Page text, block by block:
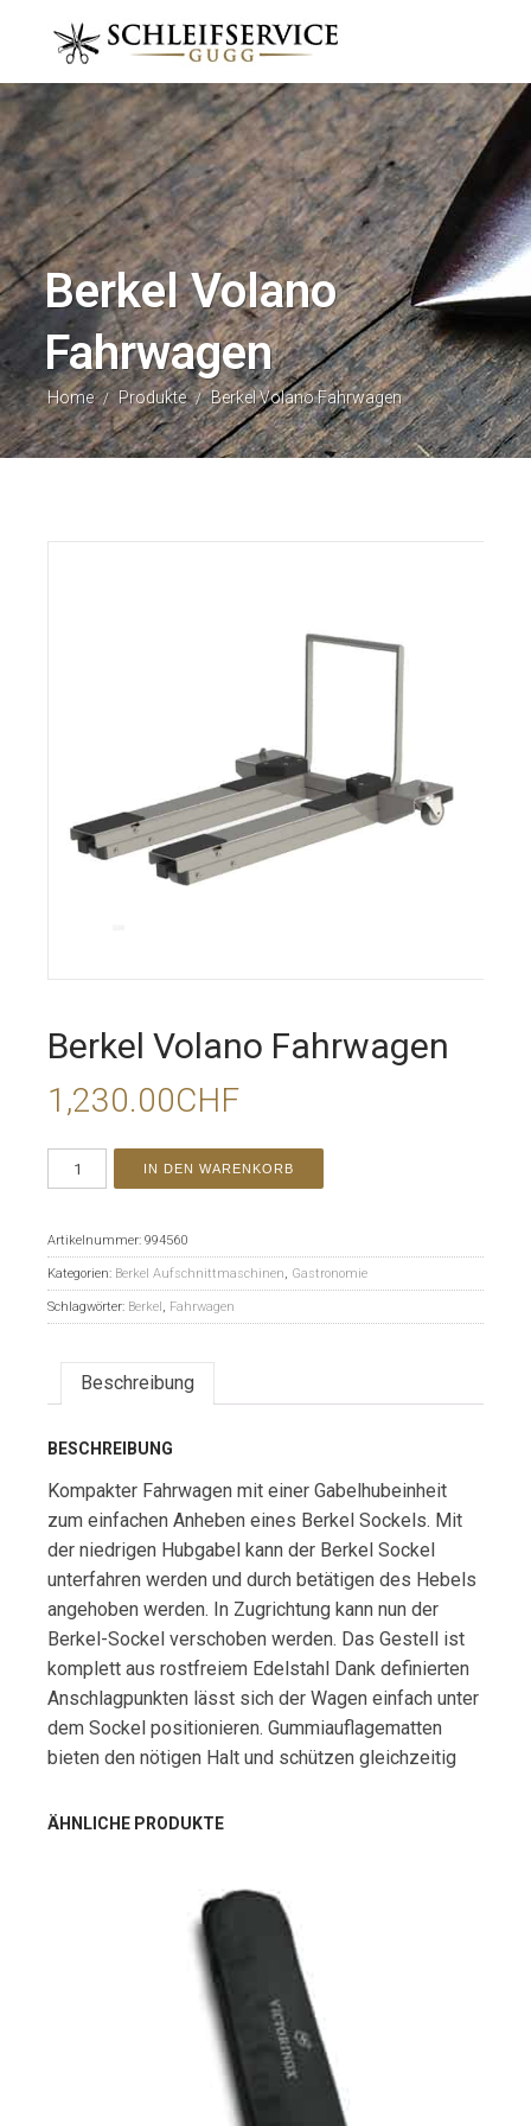
Berkel Volano
Fahrwagen
Home / Produkte / Berkel Volano Fahrwagen
Berkel Volano Fahrwagen
1,230.00CHF
IN DEN WARENKORB
Artikelnummer: 994560
Kategorien: Berkel Aufschnittmaschinen, Gastronomie
Schlagwörter: Berkel, Fahrwagen
Beschreibung
BESCHREIBUNG
Kompakter Fahrwagen mit einer Gabelhubeinheit
zum einfachen Anheben eines Berkel Sockels. Mit
der niedrigen Hubgabel kann der Berkel Sockel
unterfahren werden und durch betätigen des Hebels
angehoben werden. In Zugrichtung kann nun der
Berkel-Sockel verschoben werden. Das Gestell ist
komplett aus rostfreiem Edelstahl Dank definierten
Anschlagpunkten lässt sich der Wagen einfach unter
dem Sockel positionieren. Gummiauflagematten
bieten den nötigen Halt und schützen gleichzeitig
ÄHNLICHE PRODUKTE